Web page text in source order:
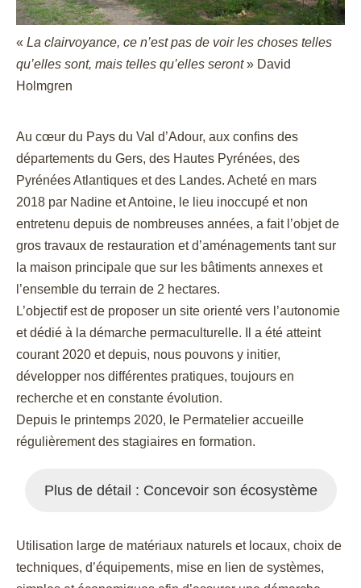
« La clairvoyance, ce n’est pas de voir les choses telles
qu’elles sont, mais telles qu’elles seront» David
Holmgren
Au cœur du Pays du Val d’Adour, aux confins des
départements du Gers, des Hautes Pyrénées, des
Pyrénées Atlantiques et des Landes. Acheté en mars
2018 par Nadine et Antoine, le lieu inoccupé et non
entretenu depuis de nombreuses années, a fait l’objet de
gros travaux de restauration et d’aménagements tant sur
la maison principale que sur les bâtiments annexes et
l’ensemble du terrain de 2 hectares.
L’objectif est de proposer un site orienté vers l’autonomie
et dédié à la démarche permaculturelle. Il a été atteint
courant 2020 et depuis, nous pouvons y initier,
développer nos différentes pratiques, toujours en
recherche et en constante évolution.
Depuis le printemps 2020, le Permatelier accueille
régulièrement des stagiaires en formation.
Plus de détail : Concevoir son écosystème
Utilisation large de matériaux naturels et locaux, choix de
techniques, d’équipements, mise en lien de systèmes,